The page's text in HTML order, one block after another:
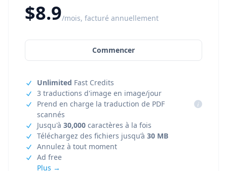
$8.9/mois, facturé annuellement
Commencer
Unlimited Fast Credits
3 traductions d'image en image/jour
Prend en charge la traduction de PDF
scannés
i
Jusqu'à 30,000 caractères à la fois
Téléchargez des fichiers jusqu’à 30 MB
Annulez à tout moment
Ad free
Plus →